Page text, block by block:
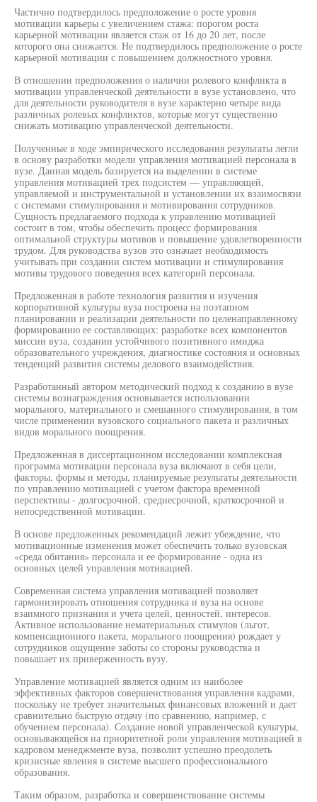
Частично подтвердилось предположение о росте уровня
мотивации карьеры с увеличением стажа: порогом роста
карьерной мотивации является стаж от 16 до 20 лет, после
которого она снижается. Не подтвердилось предположение о росте
карьерной мотивации с повышением должностного уровня.
В отношении предположения о наличии ролевого конфликта в
мотивации управленческой деятельности в вузе установлено, что
для деятельности руководителя в вузе характерно четыре вида
различных ролевых конфликтов, которые могут существенно
снижать мотивацию управленческой деятельности.
Полученные в ходе эмпирического исследования результаты легли
в основу разработки модели управления мотивацией персонала в
вузе. Данная модель базируется на выделении в системе
управления мотивацией трех подсистем — управляющей,
управляемой и инструментальной и установлении их взаимосвязи
с системами стимулирования и мотивирования сотрудников.
Сущность предлагаемого подхода к управлению мотивацией
состоит в том, чтобы обеспечить процесс формирования
оптимальной структуры мотивов и повышение удовлетворенности
трудом. Для руководства вузов это означает необходимость
учитывать при создании систем мотивации и стимулирования
мотивы трудового поведения всех категорий персонала.
Предложенная в работе технология развития и изучения
корпоративной культуры вуза построена на поэтапном
планировании и реализации деятельности по целенаправленному
формированию ее составляющих: разработке всех компонентов
миссии вуза, создании устойчивого позитивного имиджа
образовательного учреждения, диагностике состояния и основных
тенденций развития системы делового взаимодействия.
Разработанный автором методический подход к созданию в вузе
системы вознаграждения основывается использовании
морального, материального и смешанного стимулирования, в том
числе применении вузовского социального пакета и различных
видов морального поощрения.
Предложенная в диссертационном исследовании комплексная
программа мотивации персонала вуза включают в себя цели,
факторы, формы и методы, планируемые результаты деятельности
по управлению мотивацией с учетом фактора временной
перспективы - долгосрочной, среднесрочной, краткосрочной и
непосредственной мотивации.
В основе предложенных рекомендаций лежит убеждение, что
мотивационные изменения может обеспечить только вузовская
«среда обитания» персонала и ее формирование - одна из
основных целей управления мотивацией.
Современная система управления мотивацией позволяет
гармонизировать отношения сотрудника и вуза на основе
взаимного признания и учета целей, ценностей, интересов.
Активное использование нематериальных стимулов (льгот,
компенсационного пакета, морального поощрения) рождает у
сотрудников ощущение заботы со стороны руководства и
повышает их приверженность вузу.
Управление мотивацией является одним из наиболее
эффективных факторов совершенствования управления кадрами,
поскольку не требует значительных финансовых вложений и дает
сравнительно быструю отдачу (по сравнению, например, с
обучением персонала). Создание новой управленческой культуры,
основывающейся на приоритетной роли управления мотивацией в
кадровом менеджменте вуза, позволит успешно преодолеть
кризисные явления в системе высшего профессионального
образования.
Таким образом, разработка и совершенствование системы